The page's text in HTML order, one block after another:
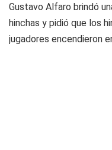
Gustavo Alfaro brindó
hinchas y pidió que los
jugadores encendieron